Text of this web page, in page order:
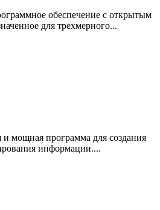
обеспечение с открытым
для трехмерного...
и мощная программа для создания
информации....